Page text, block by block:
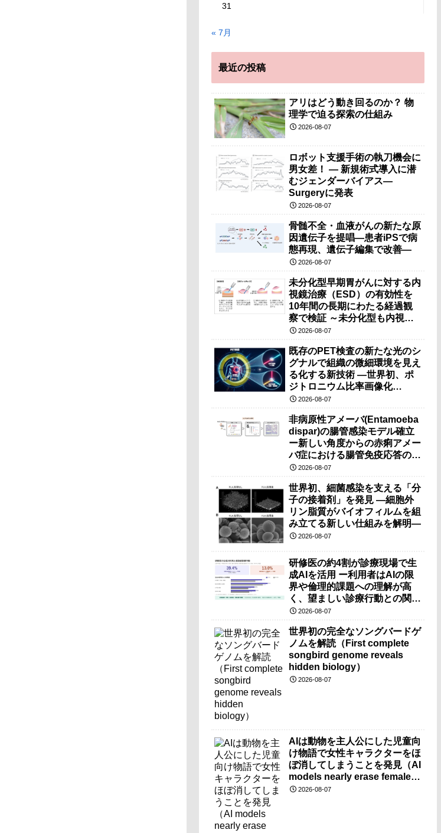
31
« 7月
最近の投稿
アリはどう動き回るのか？ 物
理学で迫る探索の仕組み
2026-08-07
ロボット支援手術の執刀機会に
男女差！ — 新規術式導入に潜
むジェンダーバイアス—
Surgeryに発表
2026-08-07
骨髄不全・血液がんの新たな原
因遺伝子を提唱―患者iPSで病
態再現、遺伝子編集で改善―
2026-08-07
未分化型早期胃がんに対する内
視鏡治療（ESD）の有効性を
10年間の長期にわたる経過観
察で検証 ～未分化型も内視鏡
治療で胃の温存が可能～
2026-08-07
既存のPET検査の新たな光のシ
グナルで組織の微細環境を見え
る化する新技術 ―世界初、ポ
ジトロニウム比率画像化
（PRI）の原理検証に成功―
2026-08-07
非病原性アメーバ(Entamoeba
dispar)の腸管感染モデル確立
ー新しい角度からの赤痢アメー
バ症における腸管免疫応答の理
解に期待ー
2026-08-07
世界初、細菌感染を支える「分
子の接着剤」を発見 ―細胞外
リン脂質がバイオフィルムを組
み立てる新しい仕組みを解明―
2026-08-07
研修医の約4割が診療現場で生
成AIを活用 ー利用者はAIの限
界や倫理的課題への理解が高
く、望ましい診療行動との関連
も確認ー
2026-08-07
世界初の完全なソングバードゲ
ノムを解読（First complete
songbird genome reveals
hidden biology）
2026-08-07
AIは動物を主人公にした児童向
け物語で女性キャラクターをほ
ぼ消してしまうことを発見（AI
models nearly erase female
characters when they write
2026-08-07